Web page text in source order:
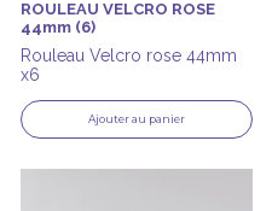
ROULEAU VELCRO ROSE
44mm (6)
Rouleau Velcro rose 44mm
x6
Ajouter au panier